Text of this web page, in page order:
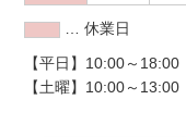
… 休業日
【平日】10:00～18:00
【土曜】10:00～13:00